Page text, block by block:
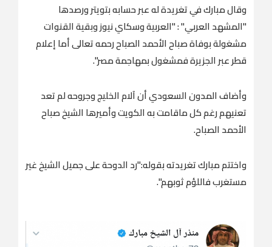
وقال مبارك في تغريدة له عبر حسابه بتويتر ورصدها
"المشهد العربي" : "‏العربية وسكاي نيوز وبقية القنوات
مشغولة بوفاة ‎صباح الأحمد الصباح رحمه تعالى أما إعلام
وأضاف المدون السعودي أن آلام الخليج وجروحه لم تعد
تعنيهم رغم كل ماقامت به ‎الكويت وأميرها الشيخ صباح
الأحمد الصباح.
واختتم مبارك تغريدته بقوله:"رد ‎الدوحة على جميل الشيخ غير
مستغرب فاللؤم ثوبهم".